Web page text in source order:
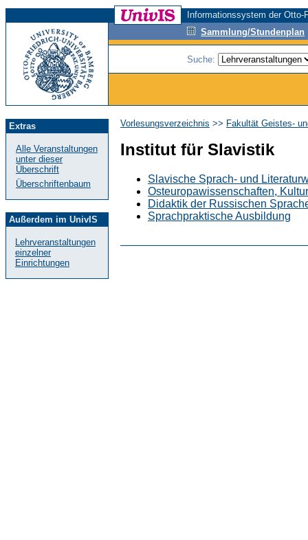
Informationssystem der
Sammlung/Stundenplan
Suche:
Extras
Alle Veranstaltungen
unter dieser
Überschrift
Überschriftenbaum
Außerdem im UnivIS
Lehrveranstaltungen
einzelner
Einrichtungen
Vorlesungsverzeichnis >> Fakultät Geistes-
Institut für Slavistik
Slavische Sprach- und
Osteuropawissenschaften,
Didaktik der Russischen
Sprachpraktische Ausbildung